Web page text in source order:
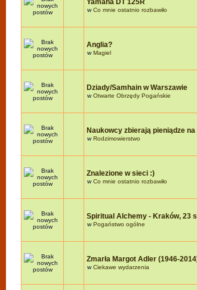
Yamaha DT 125R
wCo mnie ostatnio rozbawiło
Anglia?
wMagiel
Dziady/Samhain w Warszawie
wOtwarte Obrzędy Pogańskie
Naukowcy zbierają pieniądze
wRodzimowierstwo
Znalezione w sieci :)
wCo mnie ostatnio rozbawiło
Spiritual Alchemy - Kraków, 23
wPogaństwo ogólne
Zmarła Margot Adler (1946-
wCiekawe wydarzenia